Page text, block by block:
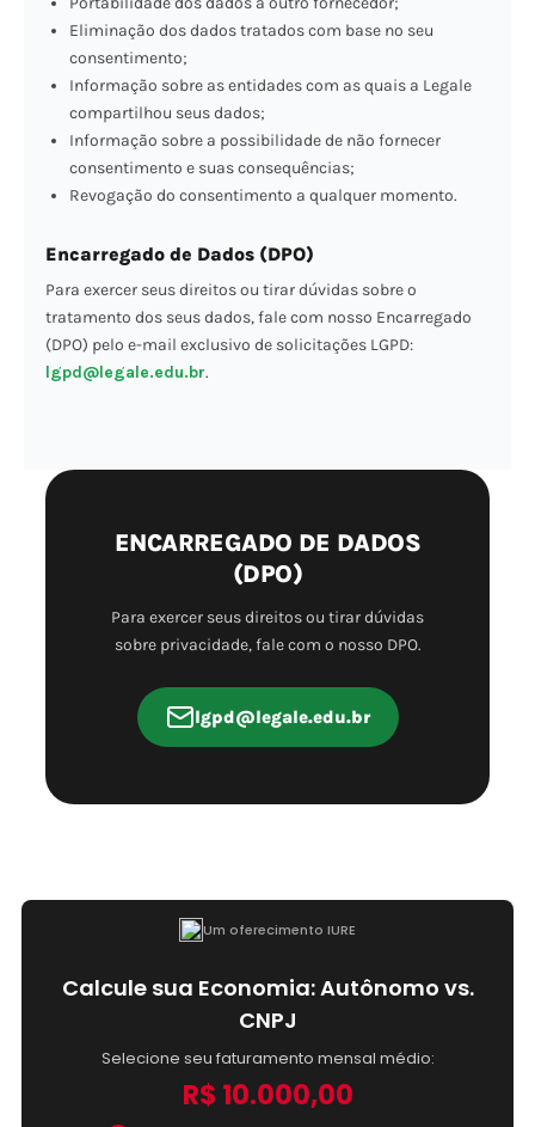
Eliminação dos dados tratados com base no seu
consentimento;
Informação sobre as entidades com as quais a Legale
compartilhou seus dados;
Informação sobre a possibilidade de não fornecer
consentimento e suas consequências;
Revogação do consentimento a qualquer momento.
Encarregado de Dados (DPO)
Para exercer seus direitos ou tirar dúvidas sobre o
tratamento dos seus dados, fale com nosso Encarregado
(DPO) pelo e-mail exclusivo de solicitações LGPD:
lgpd@legale.edu.br.
ENCARREGADO DE DADOS
(DPO)
Para exercer seus direitos ou tirar dúvidas
sobre privacidade, fale com o nosso DPO.
lgpd@legale.edu.br